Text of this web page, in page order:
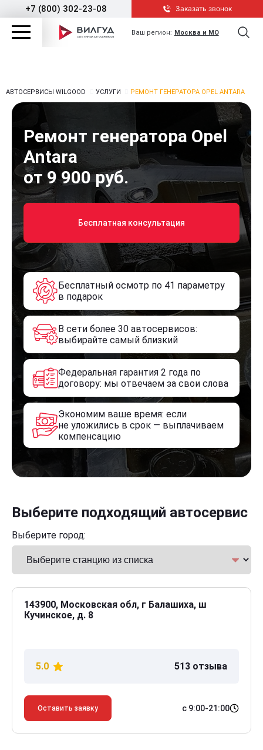
+7 (800) 302-23-08 Заказать звонок
Ваш регион: Москва и МО
АВТОСЕРВИСЫ WILGOOD УСЛУГИ РЕМОНТ ГЕНЕРАТОРА OPEL ANTARA
Ремонт генератора Opel
Antara
от 9 900 руб.
Бесплатная консультация
Бесплатный осмотр по 41 параметру
в подарок
В сети более 30 автосервисов:
выбирайте самый близкий
Федеральная гарантия 2 года по
договору: мы отвечаем за свои слова
Экономим ваше время: если
не уложились в срок — выплачиваем
компенсацию
Выберите подходящий автосервис
Выберите город:
143900, Московская обл, г Балашиха, ш
Кучинское, д. 8
5.0 513 отзыва
Оставить заявку с 9:00-21:00